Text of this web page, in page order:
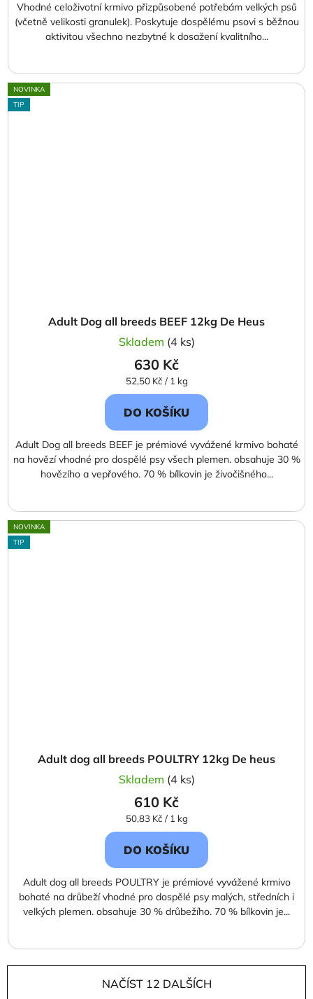
Vhodné celoživotní krmivo přizpůsobené potřebám velkých psů
(včetně velikosti granulek). Poskytuje dospělému psovi s běžnou
aktivitou všechno nezbytné k dosažení kvalitního...
NOVINKA
TIP
Adult Dog all breeds BEEF 12kg De Heus
Skladem (4 ks)
630 Kč
Měrná
cena:
52,50 Kč / 1 kg
DO KOŠÍKU
Adult Dog all breeds BEEF je prémiové vyvážené krmivo bohaté
na hovězí vhodné pro dospělé psy všech plemen. obsahuje 30 %
hovězího a vepřového. 70 % bílkovin je živočišného...
NOVINKA
TIP
Adult dog all breeds POULTRY 12kg De heus
Skladem (4 ks)
610 Kč
Měrná
cena:
50,83 Kč / 1 kg
DO KOŠÍKU
Adult dog all breeds POULTRY je prémiové vyvážené krmivo
bohaté na drůbeží vhodné pro dospělé psy malých, středních i
velkých plemen. obsahuje 30 % drůbežího. 70 % bílkovin je...
NAČÍST 12 DALŠÍCH